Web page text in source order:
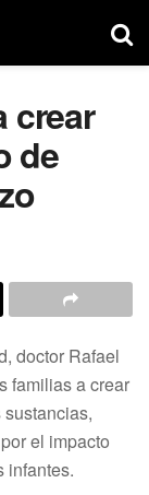
crear
de
doctor Rafael
familias a crear
el impacto
infantes.